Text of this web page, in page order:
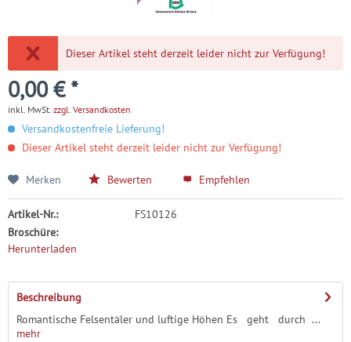
Dieser Artikel steht derzeit leider nicht zur Verfügung!
0,00 € *
inkl. MwSt. zzgl. Versandkosten
Versandkostenfreie Lieferung!
Dieser Artikel steht derzeit leider nicht zur Verfügung!
Merken Bewerten Empfehlen
Artikel-Nr.:
FS10126
Broschüre:
Herunterladen
Beschreibung
Romantische Felsentäler und luftige Höhen Es geht durch ...
mehr